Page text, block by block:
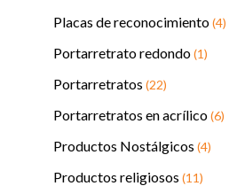
Placas de reconocimiento(4)
Portarretrato redondo(1)
Portarretratos (22)
Portarretratos en acrílico(6)
Productos Nostálgicos (4)
Productos religiosos (11)